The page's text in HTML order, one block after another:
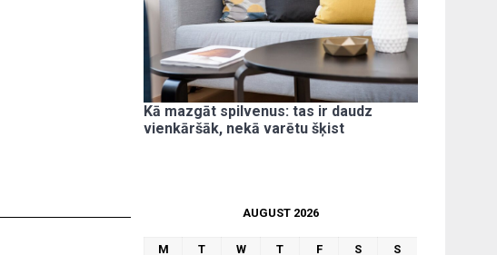
Kā mazgāt spilvenus: tas ir daudz
vienkāršāk, nekā varētu šķist
AUGUST 2026
M T W T F S
S